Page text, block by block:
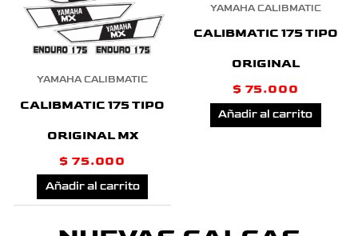
YAMAHA CALIBMATIC
CALIBMATIC 175 TIPO
ORIGINAL MX
$ 75.000
Añadir al carrito
YAMAHA CALIBMATIC
CALIBMATIC 175 TIPO
ORIGINAL
$ 75.000
Añadir al carrito